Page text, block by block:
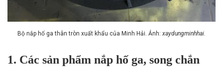
Bộ nắp hố ga thân tròn xuất khẩu của Minh Hải. Ảnh: xaydungminhhai.
1. Các sản phẩm nắp hố ga, song chắn